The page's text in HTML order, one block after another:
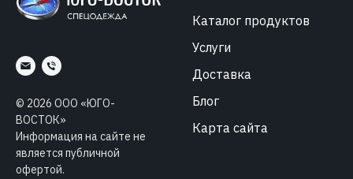
© 2026 ООО «ЮГО-
ВОСТОК»
Информация на сайте не
является публичной
офертой.
Каталог продуктов
Услуги
Доставка
Блог
Карта сайта